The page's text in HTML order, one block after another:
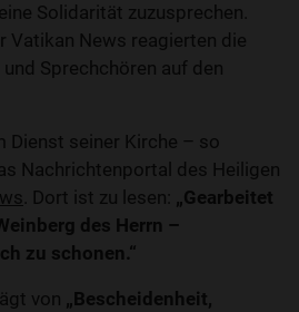
Solidarität zuzusprechen.
Vatikan News reagierten die
Sprechchören auf den
Dienst seiner Kirche – so
Nachrichtenportal des Heiligen
. Dort ist zu lesen: „Gearbeitet
des Herrn –
zu schonen.“
von „Bescheidenheit,